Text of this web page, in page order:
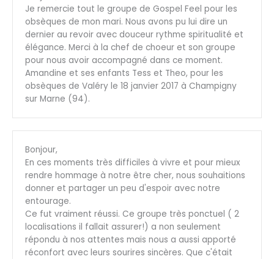
Je remercie tout le groupe de Gospel Feel pour les
obsèques de mon mari. Nous avons pu lui dire un
dernier au revoir avec douceur rythme spiritualité et
élégance. Merci à la chef de choeur et son groupe
pour nous avoir accompagné dans ce moment.
Amandine et ses enfants Tess et Theo, pour les
obsèques de Valéry le 18 janvier 2017 à Champigny
sur Marne (94).
Bonjour,
En ces moments très difficiles à vivre et pour mieux
rendre hommage à notre être cher, nous souhaitions
donner et partager un peu d'espoir avec notre
entourage.
Ce fut vraiment réussi. Ce groupe très ponctuel ( 2
localisations il fallait assurer!) a non seulement
répondu à nos attentes mais nous a aussi apporté
réconfort avec leurs sourires sincères. Que c'était